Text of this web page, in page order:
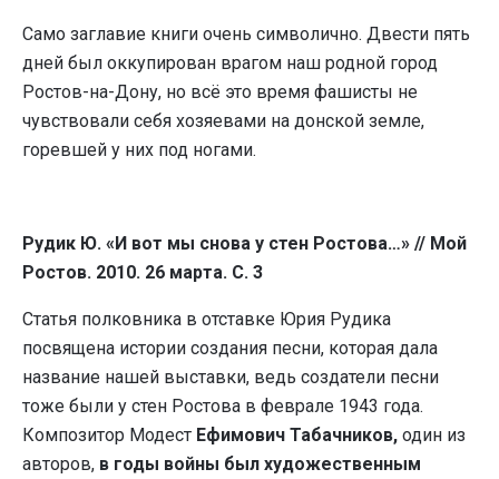
Само заглавие книги очень символично. Двести пять
дней был оккупирован врагом наш родной город
Ростов-на-Дону, но всё это время фашисты не
чувствовали себя хозяевами на донской земле,
горевшей у них под ногами.
Рудик Ю. «И вот мы снова у стен Ростова…» // Мой
Ростов. 2010. 26 марта. С. 3
Статья полковника в отставке Юрия Рудика
посвящена истории создания песни, которая дала
название нашей выставки, ведь создатели песни
тоже были у стен Ростова в феврале 1943 года.
Композитор Модест Ефимович Табачников, один из
авторов, в годы войны был художественным